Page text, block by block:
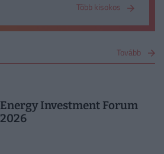
Több kisokos
Tovább
Energy Investment Forum
2026